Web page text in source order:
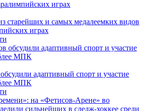
старейших и самых медалеемких видов
играх
адаптивный спорт и участие
МПК